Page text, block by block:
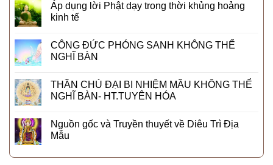
Áp dụng lời Phật dạy trong thời khủng hoảng
kinh tế
CÔNG ĐỨC PHÓNG SANH KHÔNG THỂ
NGHĨ BÀN
THẦN CHÚ ĐẠI BI NHIỆM MẦU KHÔNG THỂ
NGHĨ BÀN- HT.TUYÊN HÓA
Nguồn gốc và Truyền thuyết về Diêu Trì Địa
Mẫu